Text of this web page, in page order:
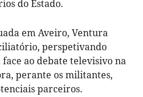
do Estado.
em Aveiro, Ventura
perspetivando
ao debate televisivo na
perante os militantes,
parceiros.